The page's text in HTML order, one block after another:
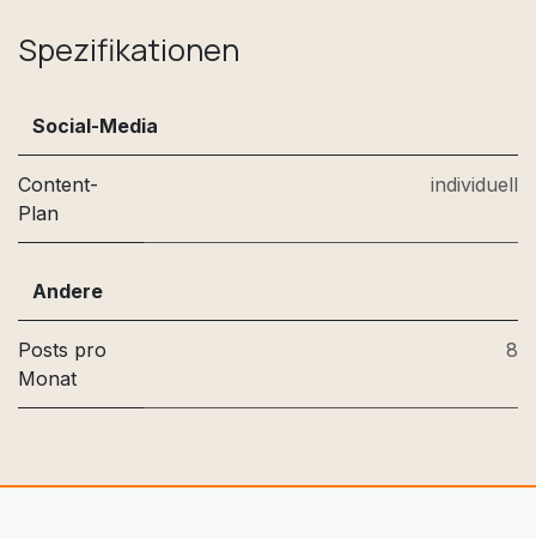
Spezifikationen
Social-Media
Content-
Plan
individuell
Andere
Posts pro
Monat
8